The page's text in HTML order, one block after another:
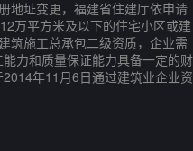
地址变更，福建省住建厅依申请
万平方米及以下的住宅小区或建
筑施工总承包二级资质，企业需
力和质量保证能力具备一定的财
年11月6日通过建筑业企业资